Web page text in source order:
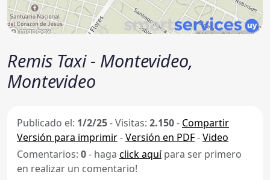
Remis Taxi - Montevideo,
Montevideo
Publicado el: 1/2/25-Visitas: 2.150- Compartir
Versión para imprimir-Versión en PDF-Video
Comentarios: 0- haga click aquípara ser primero
en realizar un comentario!